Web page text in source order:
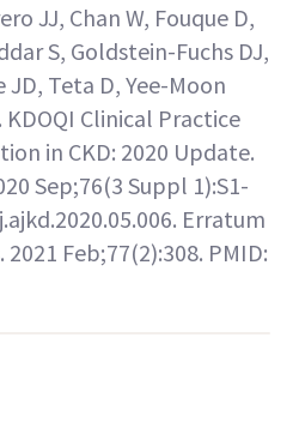
JJ, Chan W, Fouque D,
S, Goldstein-Fuchs DJ,
JD, Teta D, Yee-Moon
KDOQI Clinical Practice
in CKD: 2020 Update.
Sep;76(3 Suppl 1):S1-
Erratum
2021 Feb;77(2):308. PMID: